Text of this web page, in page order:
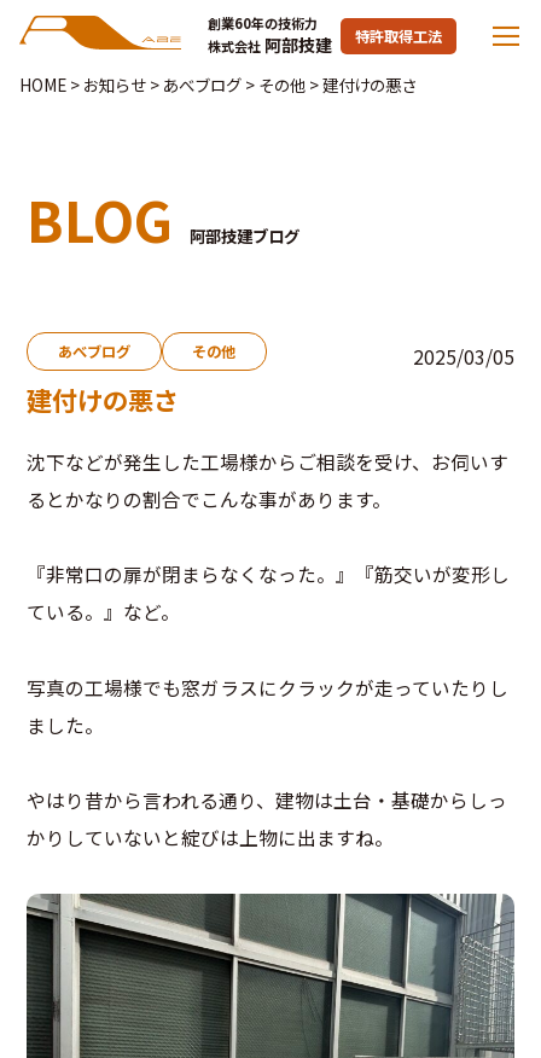
創業60年の技術力
株式会社 阿部技建 特許取得工法
HOME> お知らせ> あべブログ> その他>建付けの悪さ
BLOG 阿部技建ブログ
あべブログ その他 2025/03/05
建付けの悪さ
沈下などが発生した工場様からご相談を受け、お伺いす
るとかなりの割合でこんな事があります。
『非常口の扉が閉まらなくなった。』『筋交いが変形し
ている。』など。
写真の工場様でも窓ガラスにクラックが走っていたりし
ました。
やはり昔から言われる通り、建物は土台・基礎からしっ
かりしていないと綻びは上物に出ますね。